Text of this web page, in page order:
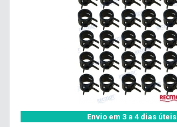
Envio em 3 a 4 dias úteis